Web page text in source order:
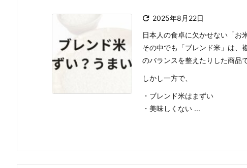
 2025年8月22日
日本人の食卓に欠かせない「お米
その中でも「ブレンド米」は、
のバランスを整えたりした商品で
しかし一方で、
・ブレンド米はまずい
・美味しくない ...